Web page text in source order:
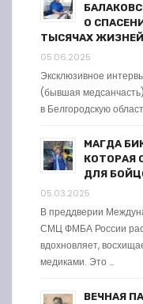
О
ТЫСЯЧАХ
05.06.2025
Эксклюзивное
(бывшая
в Белгородскую
МАГДА
КОТОРАЯ
ДЛЯ
05.03.2025
В преддверии
СМЦ ФМБА России
вдохновляет,
медиками. Это …
ВЕЧНАЯ